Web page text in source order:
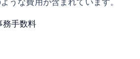
務手数料